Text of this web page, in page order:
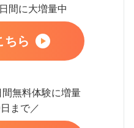
間に大増量中
ちら
無料体験に増量
まで／